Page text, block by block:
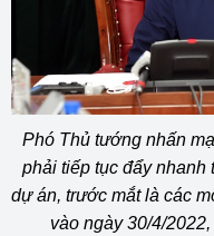
Phó Thủ tướng nhấn
phải tiếp tục đẩy nhanh
dự án, trước mắt là các
vào ngày 30/4/